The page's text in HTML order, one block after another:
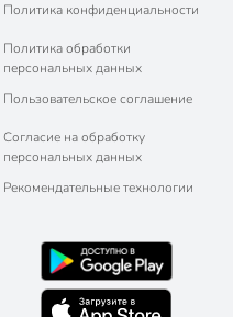
Политика конфиденциальности
Политика обработки
персональных данных
Пользовательское соглашение
Согласие на обработку
персональных данных
Рекомендательные технологии